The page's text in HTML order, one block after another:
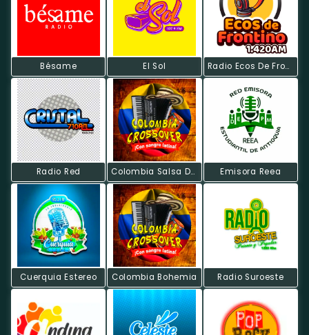
Bésame El Sol Radio Ecos De Frontino
Radio Red Colombia Salsa Dura Emisora Reea
Cuerquia Estereo Colombia Bohemia Radio Suroeste